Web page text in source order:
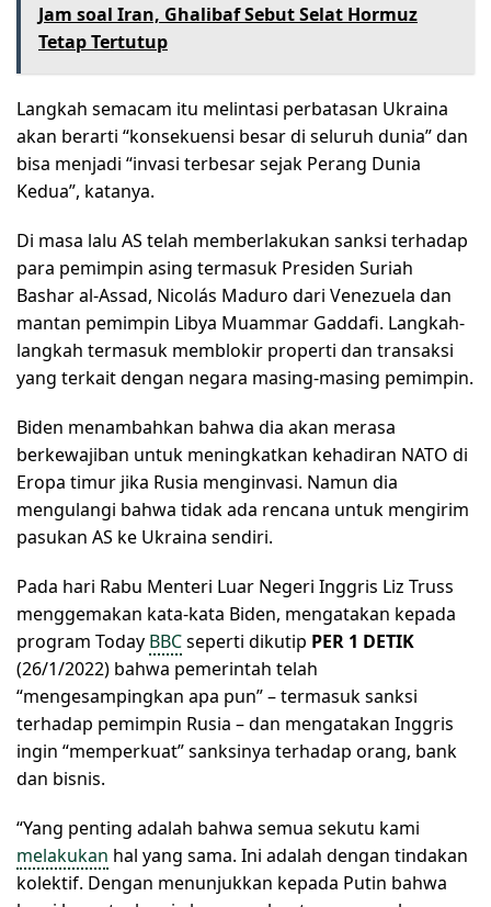
Jam soal Iran, Ghalibaf Sebut Selat Hormuz
Tetap Tertutup
Langkah semacam itu melintasi perbatasan Ukraina
akan berarti “konsekuensi besar di seluruh dunia” dan
bisa menjadi “invasi terbesar sejak Perang Dunia
Kedua”, katanya.
Di masa lalu AS telah memberlakukan sanksi terhadap
para pemimpin asing termasuk Presiden Suriah
Bashar al-Assad, Nicolás Maduro dari Venezuela dan
mantan pemimpin Libya Muammar Gaddafi. Langkah-
langkah termasuk memblokir properti dan transaksi
yang terkait dengan negara masing-masing pemimpin.
Biden menambahkan bahwa dia akan merasa
berkewajiban untuk meningkatkan kehadiran NATO di
Eropa timur jika Rusia menginvasi. Namun dia
mengulangi bahwa tidak ada rencana untuk mengirim
pasukan AS ke Ukraina sendiri.
Pada hari Rabu Menteri Luar Negeri Inggris Liz Truss
menggemakan kata-kata Biden, mengatakan kepada
program Today BBCseperti dikutip PER 1 DETIK
(26/1/2022) bahwa pemerintah telah
“mengesampingkan apa pun” – termasuk sanksi
terhadap pemimpin Rusia – dan mengatakan Inggris
ingin “memperkuat” sanksinya terhadap orang, bank
dan bisnis.
“Yang penting adalah bahwa semua sekutu kami
melakukan hal yang sama. Ini adalah dengan tindakan
kolektif. Dengan menunjukkan kepada Putin bahwa